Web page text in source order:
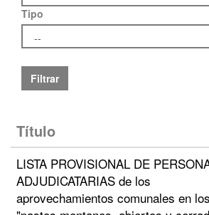
Tipo
Filtrar
Título
LISTA PROVISIONAL DE
ADJUDICATARIAS de los
aprovechamientos comunales en los